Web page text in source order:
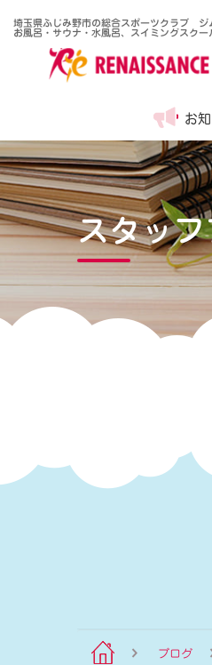
埼玉県ふじみ野市の総合スポーツクラブ ジ
お風呂・サウナ・水風呂、スイミングスクー
お
スタッ
ブログ